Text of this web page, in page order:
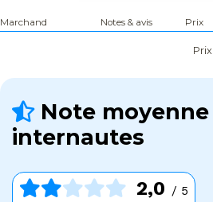
Marchand Notes & avis Prix
Note moyenne
internautes
2,0 / 5